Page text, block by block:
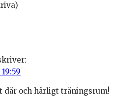
där och härligt träningsrum!